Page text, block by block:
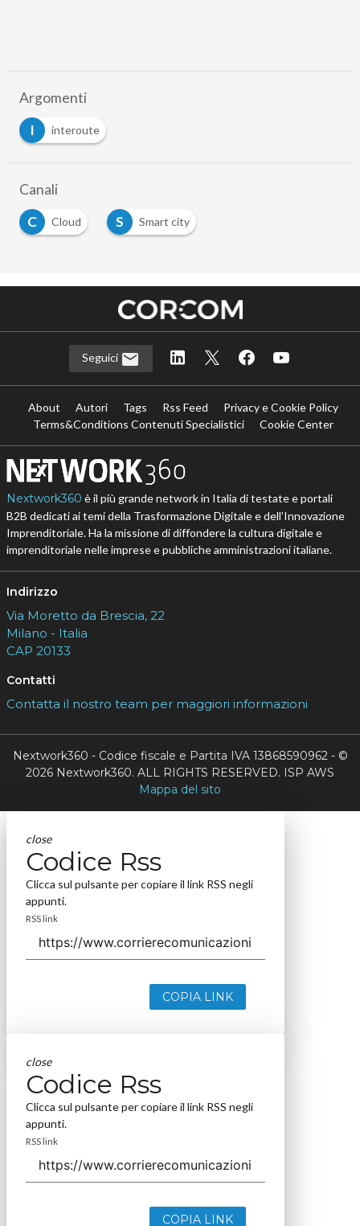
Argomenti
I
interoute
Canali
C
Cloud S Smart city
Seguici
About Autori Tags Rss Feed
Privacy e Cookie Policy
Terms&Conditions Contenuti Specialistici
Cookie Center
Nextwork360 è il più grande network in Italia di testate e portali
B2B dedicati ai temi della Trasformazione Digitale e dell’Innovazione
Imprenditoriale. Ha la missione di diffondere la cultura digitale e
imprenditoriale nelle imprese e pubbliche amministrazioni italiane.
Indirizzo
Via Moretto da Brescia, 22
Milano - Italia
CAP 20133
Contatti
Contatta il nostro team per maggiori informazioni
Nextwork360 - Codice fiscale e Partita IVA 13868590962 - ©
2026 Nextwork360. ALL RIGHTS RESERVED. ISP AWS
Mappa del sito
close
Codice Rss
Clicca sul pulsante per copiare il link RSS negli
appunti.
RSS link
COPIA LINK
close
Codice Rss
Clicca sul pulsante per copiare il link RSS negli
appunti.
RSS link
COPIA LINK